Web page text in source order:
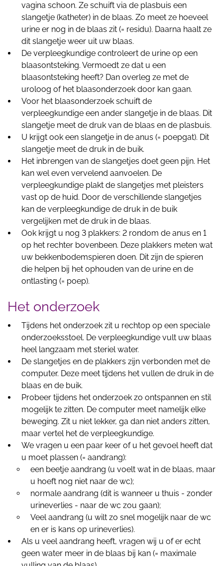
vagina schoon. Ze schuift via de plasbuis een
slangetje (katheter) in de blaas. Zo meet ze hoeveel
urine er nog in de blaas zit (= residu). Daarna haalt ze
dit slangetje weer uit uw blaas.
De verpleegkundige controleert de urine op een
blaasontsteking. Vermoedt ze dat u een
blaasontsteking heeft? Dan overleg ze met de
uroloog of het blaasonderzoek door kan gaan.
Voor het blaasonderzoek schuift de
verpleegkundige een ander slangetje in de blaas. Dit
slangetje meet de druk van de blaas en de plasbuis.
U krijgt ook een slangetje in de anus (= poepgat). Dit
slangetje meet de druk in de buik.
Het inbrengen van de slangetjes doet geen pijn. Het
kan wel even vervelend aanvoelen. De
verpleegkundige plakt de slangetjes met pleisters
vast op de huid. Door de verschillende slangetjes
kan de verpleegkundige de druk in de buik
vergelijken met de druk in de blaas.
Ook krijgt u nog 3 plakkers: 2 rondom de anus en 1
op het rechter bovenbeen. Deze plakkers meten wat
uw bekkenbodemspieren doen. Dit zijn de spieren
die helpen bij het ophouden van de urine en de
ontlasting (= poep).
Het onderzoek
Tijdens het onderzoek zit u rechtop op een speciale
onderzoeksstoel. De verpleegkundige vult uw blaas
heel langzaam met steriel water.
De slangetjes en de plakkers zijn verbonden met de
computer. Deze meet tijdens het vullen de druk in de
blaas en de buik.
Probeer tijdens het onderzoek zo ontspannen en stil
mogelijk te zitten. De computer meet namelijk elke
beweging. Zit u niet lekker, ga dan niet anders zitten,
maar vertel het de verpleegkundige.
We vragen u een paar keer of u het gevoel heeft dat
u moet plassen (= aandrang):
een beetje aandrang (u voelt wat in de blaas, maar
u hoeft nog niet naar de wc);
normale aandrang (dit is wanneer u thuis - zonder
urineverlies - naar de wc zou gaan);
Veel aandrang (u wilt zo snel mogelijk naar de wc
en er is kans op urineverlies).
Als u veel aandrang heeft, vragen wij u of er echt
geen water meer in de blaas bij kan (= maximale